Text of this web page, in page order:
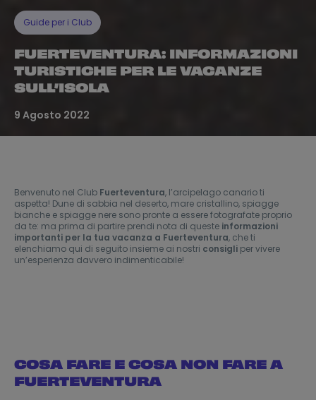
Guide per i Club
FUERTEVENTURA: INFORMAZIONI
TURISTICHE PER LE VACANZE
SULL’ISOLA
9 Agosto 2022
Benvenuto nel Club Fuerteventura, l’arcipelago canario ti
aspetta! Dune di sabbia nel deserto, mare cristallino, spiagge
bianche e spiagge nere sono pronte a essere fotografate proprio
da te: ma prima di partire prendi nota di queste informazioni
importanti per la tua vacanza a Fuerteventura, che ti
elenchiamo qui di seguito insieme ai nostri consigli per vivere
un’esperienza davvero indimenticabile!
COSA FARE E COSA NON FARE A
FUERTEVENTURA